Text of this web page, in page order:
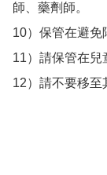
師、藥劑師。
10）保管在避免
11）請保管在兒
12）請不要移至